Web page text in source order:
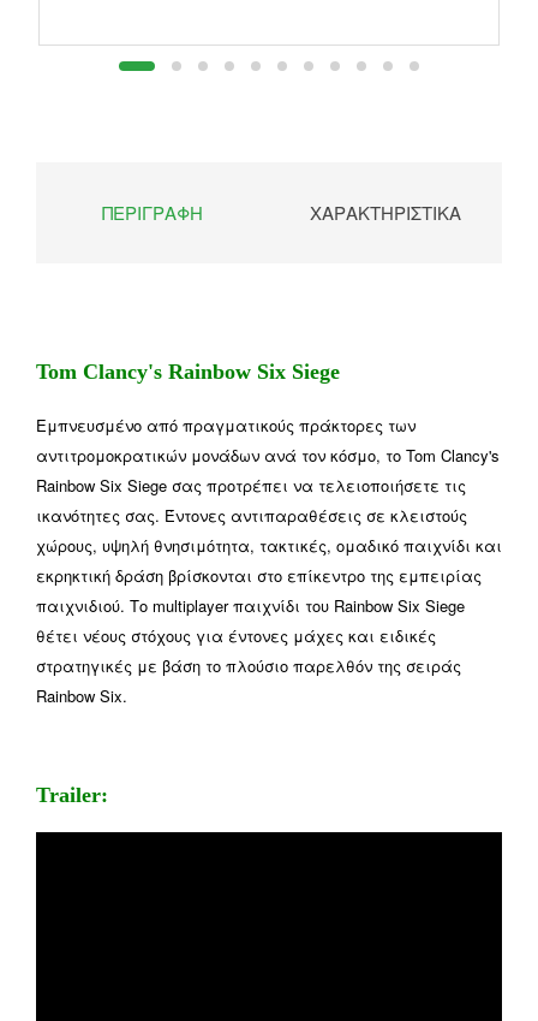
ΠΕΡΙΓΡΑΦΉ ΧΑΡΑΚΤΗΡΙΣΤΙΚΆ
Tom Clancy's Rainbow Six Siege
Εμπνευσμένο από πραγματικούς πράκτορες των
αντιτρομοκρατικών μονάδων ανά τον κόσμο, το Tom Clancy's
Rainbow Six Siege σας προτρέπει να τελειοποιήσετε τις
ικανότητες σας. Έντονες αντιπαραθέσεις σε κλειστούς
χώρους, υψηλή θνησιμότητα, τακτικές, ομαδικό παιχνίδι και
εκρηκτική δράση βρίσκονται στο επίκεντρο της εμπειρίας
παιχνιδιού. Το multiplayer παιχνίδι του Rainbow Six Siege
θέτει νέους στόχους για έντονες μάχες και ειδικές
στρατηγικές με βάση το πλούσιο παρελθόν της σειράς
Rainbow Six.
Trailer: